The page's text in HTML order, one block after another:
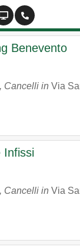
Benevento
Cancelli in Via
Infissi
Cancelli in Via